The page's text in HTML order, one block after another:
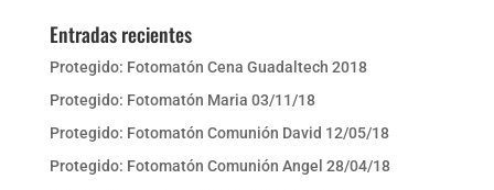
Entradas recientes
Protegido: Fotomatón Cena Guadaltech 2018
Protegido: Fotomatón Maria 03/11/18
Protegido: Fotomatón Comunión David 12/05/18
Protegido: Fotomatón Comunión Angel 28/04/18